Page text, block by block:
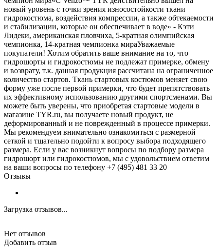
новый уровень с точки зрения износостойкости ткани
гидрокостюма, воздействия компрессии, а также обтекаемости
и стабилизации, которые он обеспечивает в воде» - Кэти
Лидеки, американская пловчиха, 5-кратная олимпийская
чемпионка, 14-кратная чемпионка мираУважаемые
покупатели! Хотим обратить ваше внимание на то, что
гидрошорты и гидрокостюмы не подлежат примерке, обмену
и возврату, т.к. данная продукция рассчитана на ограниченное
количество стартов. Ткань стартовых костюмов меняет свою
форму уже после первой примерки, что будет препятствовать
их эффективному использованию другими спортсменами. Вы
можете быть уверены, что приобретая стартовые модели в
магазине TYR.ru, вы получаете новый продукт, не
деформированный и не поврежденный в процессе примерки.
Мы рекомендуем внимательно ознакомиться с размерной
сеткой и тщательно подойти к вопросу выбора подходящего
размера. Если у вас возникнут вопросы по подбору размера
гидрошорт или гидрокостюмов, мы с удовольствием ответим
на ваши вопросы по телефону +7 (495) 481 33 20
Отзывы
Загрузка отзывов...
Нет отзывов
Добавить отзыв